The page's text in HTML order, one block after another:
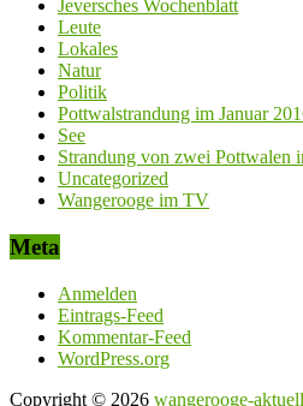
Jeversches Wochenblatt
Leute
Lokales
Natur
Politik
Pottwalstrandung im Januar
See
Strandung von zwei Pottwalen
Uncategorized
Wangerooge im TV
Meta
Anmelden
Eintrags-Feed
Kommentar-Feed
WordPress.org
Copyright © 2026 wangerooge-